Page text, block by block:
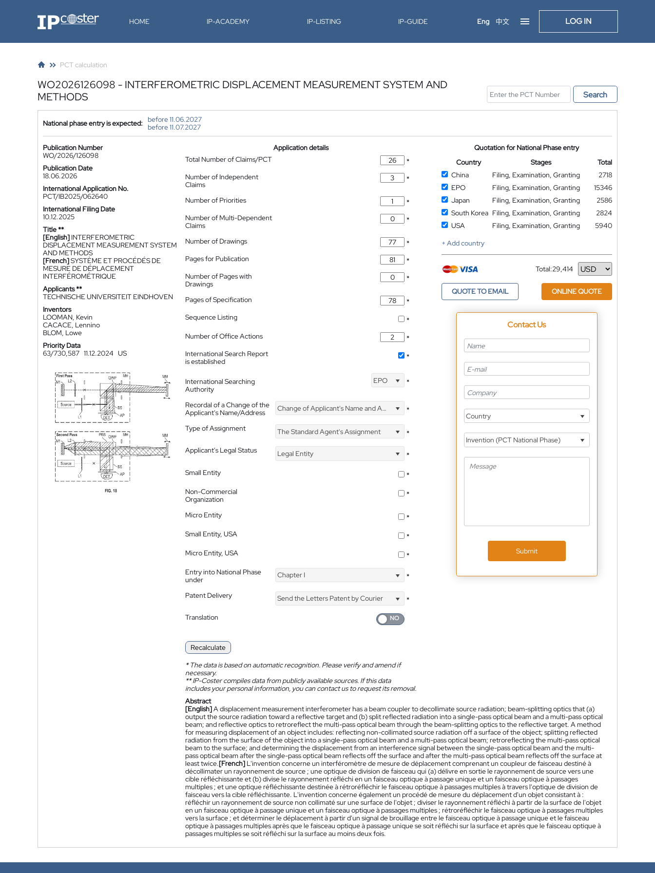
IP-Coster HOME IP-ACADEMY IP-LISTING IP-GUIDE Eng 中文 LOG IN
PCT calculation
WO2026126098 - INTERFEROMETRIC DISPLACEMENT MEASUREMENT SYSTEM AND
METHODS
Search
National phase entry is expected:
before 11.06.2027
before 11.07.2027
Publication Number
WO/2026/126098
Publication Date
18.06.2026
International Application No.
PCT/IB2025/062640
International Filing Date
10.12.2025
Title **
[English] INTERFEROMETRIC
DISPLACEMENT MEASUREMENT SYSTEM
AND METHODS
[French]SYSTÈME ET PROCÉDÉS DE
MESURE DE DÉPLACEMENT
INTERFÉROMÉTRIQUE
Applicants **
TECHNISCHE UNIVERSITEIT EINDHOVEN
Inventors
LOOMAN, Kevin
CACACE, Lennino
BLOM, Lowe
Priority Data
63/730,587 11.12.2024 US
Application details
Total Number of Claims/PCT
*
Number of Independent
Claims
*
Number of Priorities
*
Number of Multi-Dependent
Claims
*
Number of Drawings
*
Pages for Publication
*
Number of Pages with
Drawings
*
Pages of Specification
*
Sequence Listing
*
Number of Office Actions
*
International Search Report
is established
*
International Searching
Authority
EPO *
Recordal of a Change of the
Applicant's Name/Address
Change of Applicant's Name and Address *
Type of Assignment The Standard Agent's Assignment
*
Applicant's Legal Status
Legal Entity
*
Small Entity
*
Non-Commercial
Organization
*
Micro Entity
*
Small Entity, USA
*
Micro Entity, USA
*
Entry into National Phase
under
Chapter I *
Patent Delivery Send the Letters Patent by Courier
*
Translation
Recalculate
*The data is based on automatic recognition. Please verify and amend if
necessary.
**IP-Coster compiles data from publicly available sources. If this data
includes your personal information, you can contact us to request its removal.
Quotation for National Phase entry
Country
Stages
Total
China
Filing, Examination, Granting
2718
EPO
Filing, Examination, Granting
15346
Japan
Filing, Examination, Granting
2586
South Korea Filing, Examination, Granting
2824
USA
Filing, Examination, Granting
5940
+ Add country
Total:29,414
Currency
QUOTE TO EMAIL ONLINE QUOTE
Contact Us
Country
Invention (PCT National Phase)
Submit
Abstract
[English]A displacement measurement interferometer has a beam coupler to decollimate source radiation; beam-splitting optics that (a)
output the source radiation toward a reflective target and (b) split reflected radiation into a single-pass optical beam and a multi-pass optical
beam; and reflective optics to retroreflect the multi-pass optical beam through the beam-splitting optics to the reflective target. A method
for measuring displacement of an object includes: reflecting non-collimated source radiation off a surface of the object; splitting reflected
radiation from the surface of the object into a single-pass optical beam and a multi-pass optical beam; retroreflecting the multi-pass optical
beam to the surface; and determining the displacement from an interference signal between the single-pass optical beam and the multi-
pass optical beam after the single-pass optical beam reflects off the surface and after the multi-pass optical beam reflects off the surface at
least twice.[French] L'invention concerne un interféromètre de mesure de déplacement comprenant un coupleur de faisceau destiné à
décollimater un rayonnement de source ; une optique de division de faisceau qui (a) délivre en sortie le rayonnement de source vers une
cible réfléchissante et (b) divise le rayonnement réfléchi en un faisceau optique à passage unique et un faisceau optique à passages
multiples ; et une optique réfléchissante destinée à rétroréfléchir le faisceau optique à passages multiples à travers l'optique de division de
faisceau vers la cible réfléchissante. L'invention concerne également un procédé de mesure du déplacement d'un objet consistant à :
réfléchir un rayonnement de source non collimaté sur une surface de l'objet ; diviser le rayonnement réfléchi à partir de la surface de l'objet
en un faisceau optique à passage unique et un faisceau optique à passages multiples ; rétroréfléchir le faisceau optique à passages multiples
vers la surface ; et déterminer le déplacement à partir d'un signal de brouillage entre le faisceau optique à passage unique et le faisceau
optique à passages multiples après que le faisceau optique à passage unique se soit réfléchi sur la surface et après que le faisceau optique à
passages multiples se soit réfléchi sur la surface au moins deux fois.